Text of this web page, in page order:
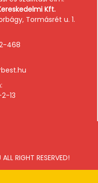
Kft.
Tormásrét u. 1.
468
13
RIGHT RESERVED!